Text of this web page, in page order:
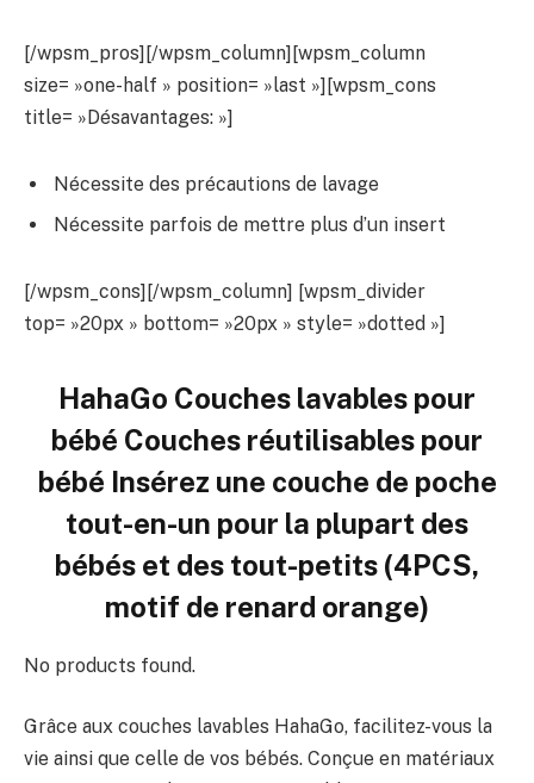
[/wpsm_pros][/wpsm_column][wpsm_column
size= »one-half » position= »last »][wpsm_cons
title= »Désavantages: »]
Nécessite des précautions de lavage
Nécessite parfois de mettre plus d’un insert
[/wpsm_cons][/wpsm_column] [wpsm_divider
top= »20px » bottom= »20px » style= »dotted »]
HahaGo Couches lavables pour
bébé Couches réutilisables pour
bébé Insérez une couche de poche
tout-en-un pour la plupart des
bébés et des tout-petits (4PCS,
motif de renard orange)
No products found.
Grâce aux couches lavables HahaGo, facilitez-vous la
vie ainsi que celle de vos bébés. Conçue en matériaux